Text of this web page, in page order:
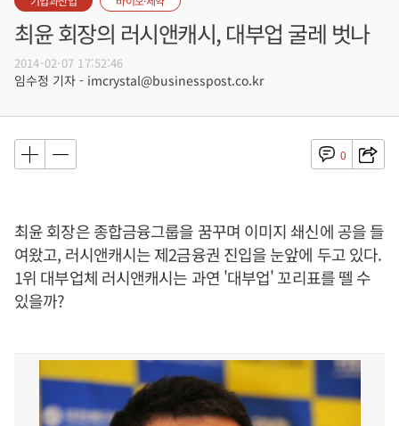
최윤 회장의 러시앤캐시, 대부업 굴레 벗나
2014-02-07 17:52:46
임수정 기자 - imcrystal@businesspost.co.kr
0
최윤 회장은 종합금융그룹을 꿈꾸며 이미지 쇄신에 공을 들
여왔고, 러시앤캐시는 제2금융권 진입을 눈앞에 두고 있다.
1위 대부업체 러시앤캐시는 과연 '대부업' 꼬리표를 뗄 수
있을까?